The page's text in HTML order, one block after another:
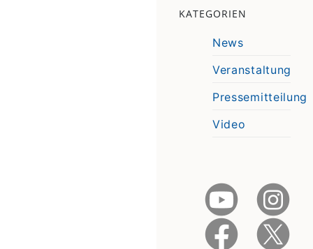
KATEGORIEN
News
Veranstaltung
Pressemitteilung
Video